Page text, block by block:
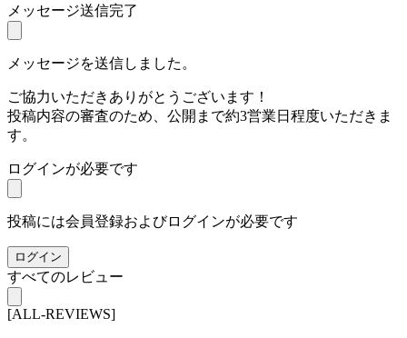
メッセージ送信完了
メッセージを送信しました。
ご協力いただきありがとうございます！
投稿内容の審査のため、公開まで約3営業日程度いただきま
す。
ログインが必要です
投稿には会員登録およびログインが必要です
ログイン
すべてのレビュー
[ALL-REVIEWS]